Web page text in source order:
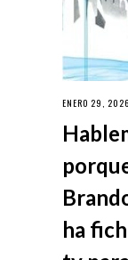
ENERO 29,
ha